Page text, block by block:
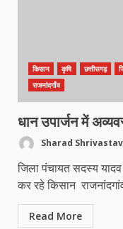
किसान कृषि छत्तीसगढ़
राजनांदगाँव
धान उपार्जन में
Sharad
जिला पंचायत सदस्य
कर रहे किसान
Read More